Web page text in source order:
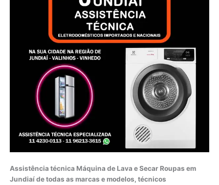
Assistência técnica Máquina de Lava e Secar Roupas em
Jundiaí de todas as marcas e modelos, técnicos